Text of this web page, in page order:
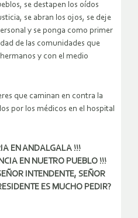
se destapen los oídos
se abran los ojos, se deje
y se ponga como primer
de las comunidades que
y con el medio
que caminan en contra la
por los médicos en el hospital
EN ANDALGALA !!!
EN NUETRO PUEBLO !!!
INTENDENTE, SEÑOR
ES MUCHO PEDIR?